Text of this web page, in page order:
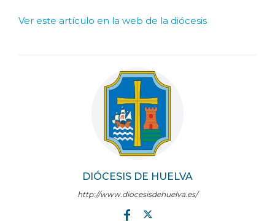
DIÓCESIS DE HUELVA
http://www.diocesisdehuelva.es/
Ver este artículo en la web de la diócesis